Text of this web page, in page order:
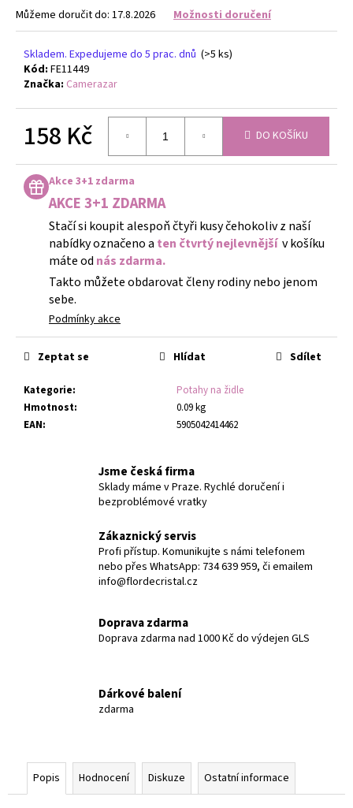
Můžeme doručit do: 17.8.2026 Možnosti doručení
Skladem. Expedujeme do 5 prac. dnů (>5 ks)
Kód: FE11449
Značka: Camerazar
158 Kč
cena:
DO KOŠÍKU
Akce 3+1 zdarma
AKCE 3+1 ZDARMA
Stačí si koupit alespoň čtyři kusy čehokoliv z naší
nabídky označeno a ten čtvrtý nejlevnější v košíku
máte od nás zdarma.
Takto můžete obdarovat členy rodiny nebo jenom
sebe.
Podmínky akce
Kategorie:
Potahy na židle
Hmotnost:
0.09 kg
EAN: 5905042414462
Zeptat se Hlídat Sdílet
Jsme česká firma
Sklady máme v Praze. Rychlé doručení i
bezproblémové vratky
Zákaznický servis
Profi přístup. Komunikujte s námi telefonem
nebo přes WhatsApp: 734 639 959, či emailem
info@flordecristal.cz
Doprava zdarma
Doprava zdarma nad 1000 Kč do výdejen GLS
Dárkové balení
zdarma
Popis Hodnocení Diskuze Ostatní informace
GUMIČKY
NA
VÝROBU
NÁRAMKŮ
FLOR
DE
299
Kč